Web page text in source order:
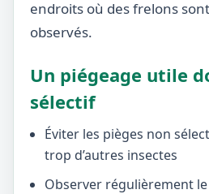
endroits où des frelons
observés.
Un piégeage utile
sélectif
Éviter les pièges non
trop d’autres insectes
Observer régulièrement